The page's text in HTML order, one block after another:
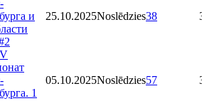
и
25.10.2025Noslēdzies38
1
05.10.2025Noslēdzies57